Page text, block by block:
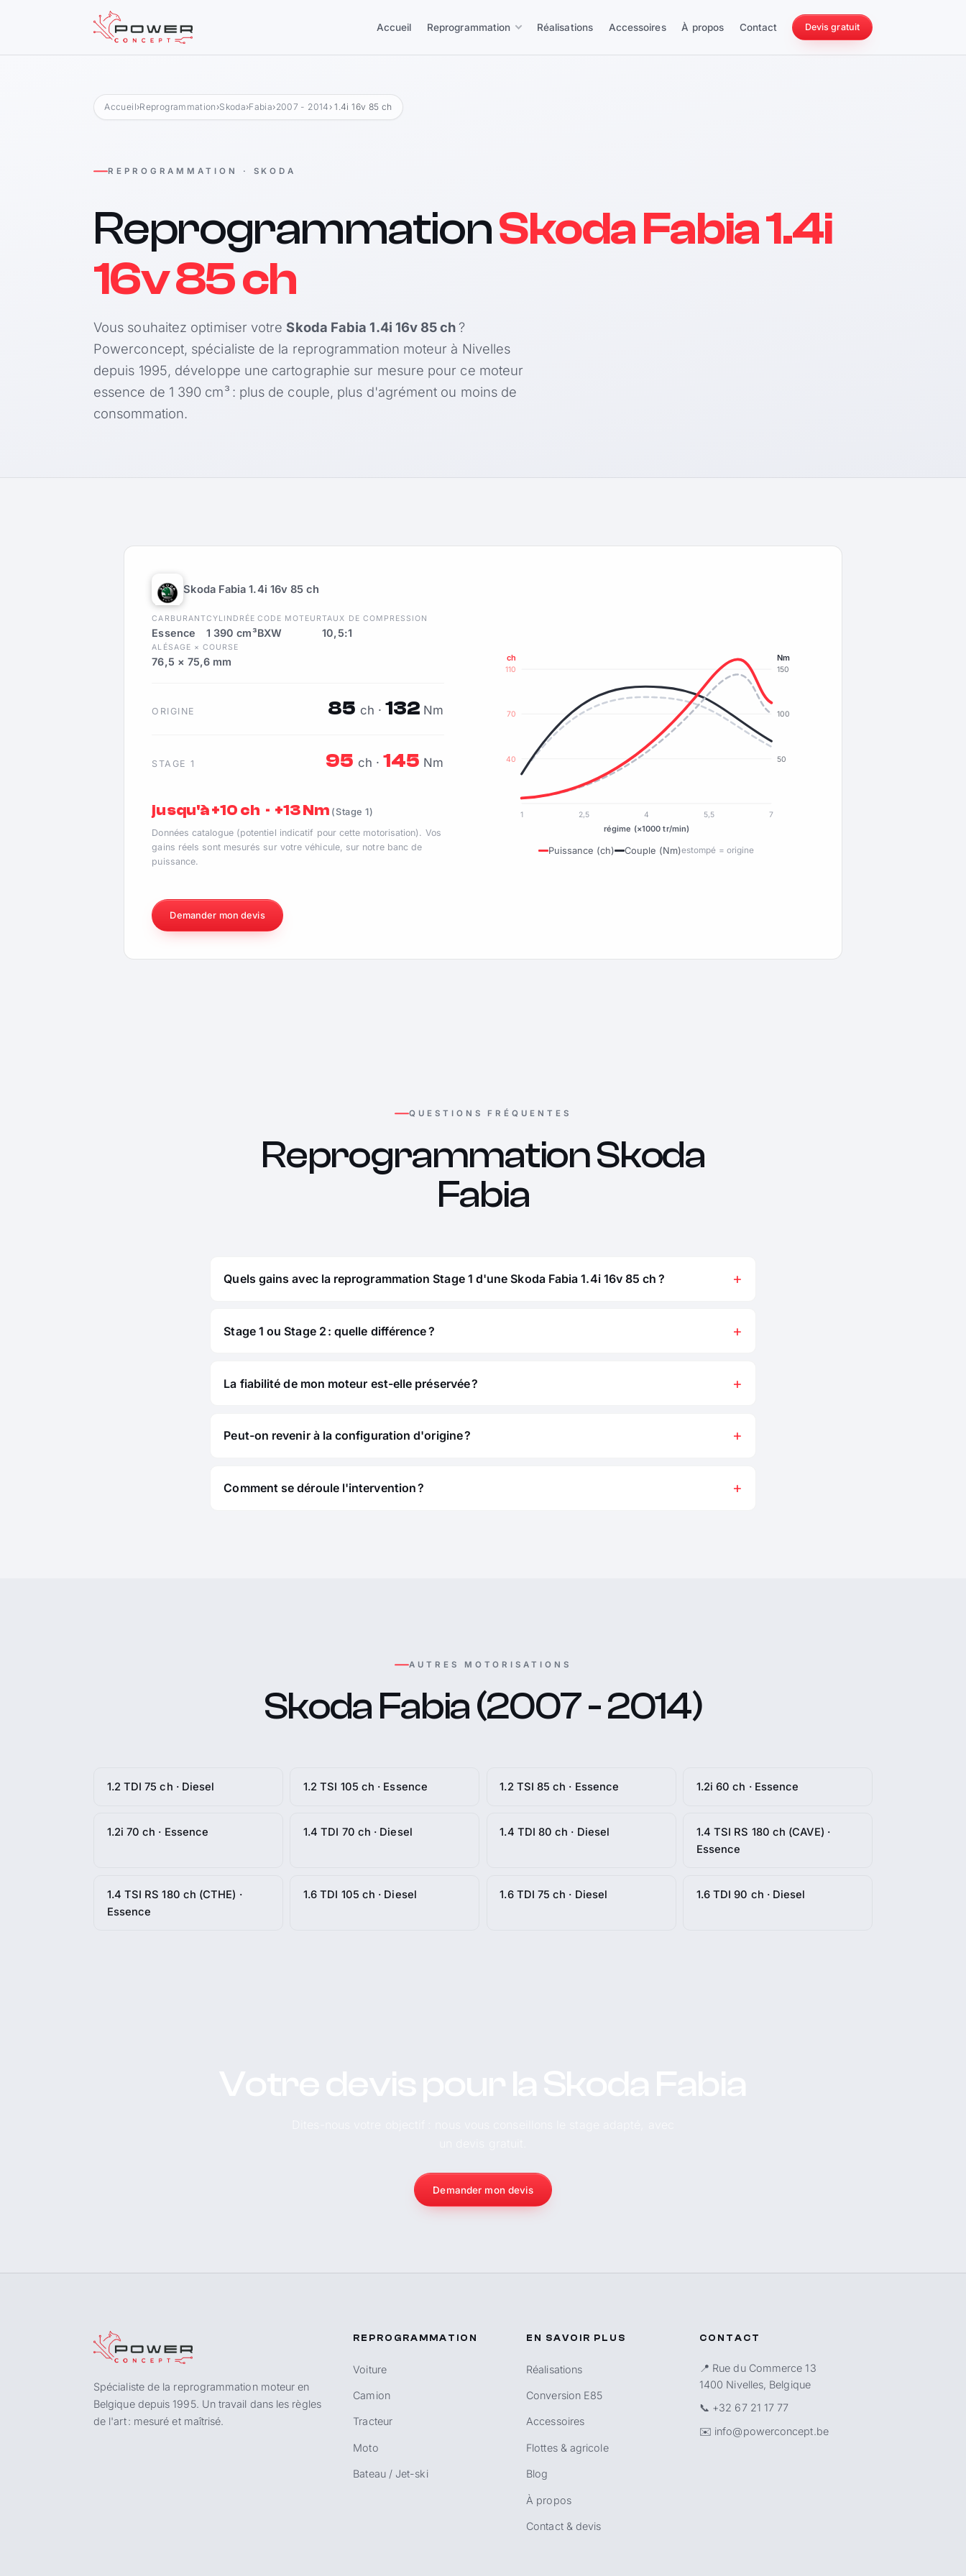
Accueil Reprogrammation Réalisations Accessoires À propos Contact Devis gratuit
228 Nm
Accueil›Reprogrammation ›Skoda›Fabia›2007 - 2014 › 1.4i 16v 85 ch
REPROGRAMMATION · SKODA
ReprogrammationSkoda Fabia 1.4i
16v 85 ch
Vous souhaitez optimiser votreSkoda Fabia 1.4i 16v 85 ch?
Powerconcept, spécialiste de la reprogrammation moteur à Nivelles
depuis 1995, développe une cartographie sur mesure pour ce moteur
essence de 1 390 cm³ : plus de couple, plus d'agrément ou moins de
consommation.
Skoda Fabia 1.4i 16v 85 ch
CARBURANT
Essence
CYLINDRÉE
1 390 cm³
CODE MOTEUR
BXW
TAUX DE COMPRESSION
10,5:1
ALÉSAGE × COURSE
76,5 × 75,6 mm
ORIGINE 85 ch · 132 Nm
STAGE 1 95 ch ·145 Nm
jusqu'à +10 ch · +13 Nm (Stage 1)
Données catalogue (potentiel indicatif pour cette motorisation). Vos
gains réels sont mesurés sur votre véhicule, sur notre banc de
puissance.
40
70
110
50
100
150
ch Nm
1 2,5 4 5,5 7
régime (×1000 tr/min)
Puissance (ch) Couple (Nm)estompé = origine
Demander mon devis
QUESTIONS FRÉQUENTES
Reprogrammation Skoda
Fabia
Quels gains avec la reprogrammation Stage 1 d'une Skoda Fabia 1.4i 16v 85 ch ?
Stage 1 ou Stage 2 : quelle différence ?
La fiabilité de mon moteur est-elle préservée ?
Peut-on revenir à la configuration d'origine ?
Comment se déroule l'intervention ?
AUTRES MOTORISATIONS
Skoda Fabia (2007 - 2014)
1.2 TDI 75 ch · Diesel 1.2 TSI 105 ch · Essence 1.2 TSI 85 ch · Essence 1.2i 60 ch · Essence
1.2i 70 ch · Essence 1.4 TDI 70 ch · Diesel 1.4 TDI 80 ch · Diesel
1.4 TSI RS 180 ch (CAVE) ·
Essence
1.4 TSI RS 180 ch (CTHE) ·
Essence
1.6 TDI 105 ch · Diesel 1.6 TDI 75 ch · Diesel 1.6 TDI 90 ch · Diesel
Demander mon devis
Spécialiste de la reprogrammation moteur en
Belgique depuis 1995. Un travail dans les règles
de l'art : mesuré et maîtrisé.
REPROGRAMMATION
Voiture
Camion
Tracteur
Moto
Bateau / Jet-ski
EN SAVOIR PLUS
Réalisations
Conversion E85
Accessoires
Flottes & agricole
Blog
À propos
Contact & devis
CONTACT
📍 Rue du Commerce 13
1400 Nivelles, Belgique
📞 +32 67 21 17 77
✉️ info@powerconcept.be